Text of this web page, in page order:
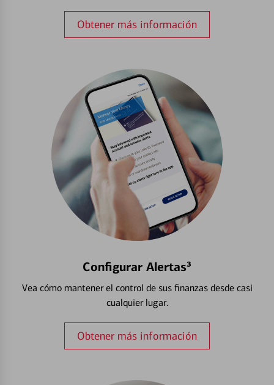
Obtener más información
Configurar Alertas³
Vea cómo mantener el control de sus finanzas desde casi
cualquier lugar.
Obtener más información